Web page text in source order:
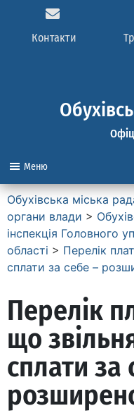
Контакти
Меню
Обухівська міська
органи влади >
інспекція Головного
області > Перелік
сплати за себе –
Перелік
що
сплати за